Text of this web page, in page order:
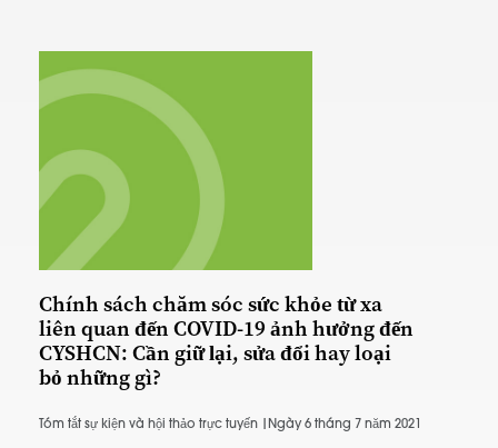
Chính sách chăm sóc sức khỏe từ xa
liên quan đến COVID-19 ảnh hưởng đến
CYSHCN: Cần giữ lại, sửa đổi hay loại
bỏ những gì?
Tóm tắt sự kiện và hội thảo trực tuyến | Ngày 6 tháng 7 năm 2021